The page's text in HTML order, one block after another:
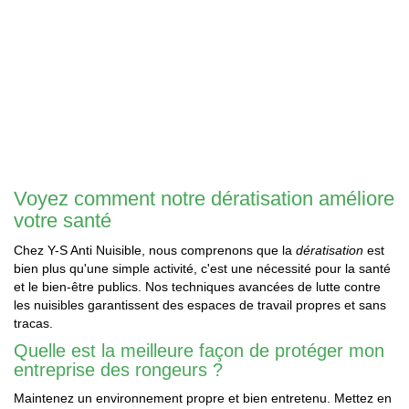
Voyez comment notre dératisation améliore
votre santé
Chez Y-S Anti Nuisible, nous comprenons que la dératisation est
bien plus qu'une simple activité, c'est une nécessité pour la santé
et le bien-être publics. Nos techniques avancées de lutte contre
les nuisibles garantissent des espaces de travail propres et sans
tracas.
Quelle est la meilleure façon de protéger mon
entreprise des rongeurs ?
Maintenez un environnement propre et bien entretenu. Mettez en